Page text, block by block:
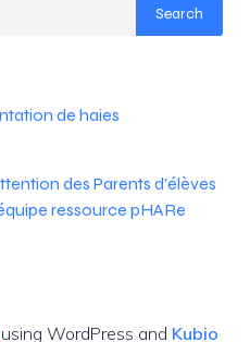
Search
de haies
des Parents d’élèves
ressource pHARe
using WordPress and Kubio